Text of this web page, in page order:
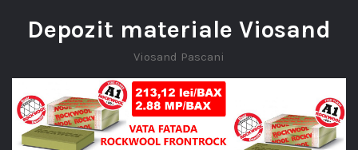
Depozit materiale Viosand
Viosand Pascani